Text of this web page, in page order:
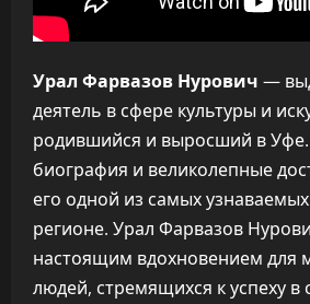
Урал Фарвазов Нурович —
деятель в сфере культуры и
родившийся и выросший в Уфе.
биография и великолепные
его одной из самых
регионе. Урал Фарвазов
настоящим вдохновением для
людей, стремящихся к успеху в